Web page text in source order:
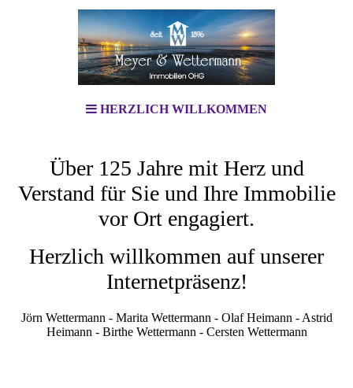
HERZLICH WILLKOMMEN
Über 125 Jahre mit Herz und
Verstand für Sie und Ihre Immobilie
vor Ort engagiert.
Herzlich willkommen auf unserer
Internetpräsenz!
Jörn Wettermann - Marita Wettermann - Olaf Heimann - Astrid
Heimann - Birthe Wettermann - Cersten Wettermann